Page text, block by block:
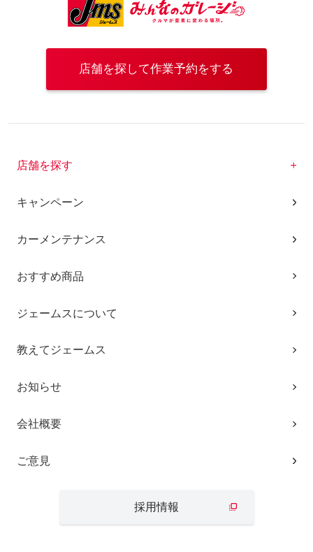
店舗を探して作業予約をする
店舗を探す
キャンペーン
カーメンテナンス
おすすめ商品
ジェームスについて
教えてジェームス
お知らせ
会社概要
ご意見
採用情報